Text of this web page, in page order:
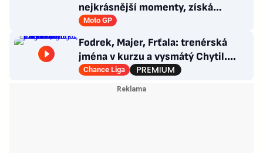
nejkrásnější momenty, získá
smlouvu v MotoGP?
Moto GP
Fodrek, Majer, Frťala: trenérská
jména v kurzu a vysmátý Chytil.
Odevzdal Priske titul?
Chance Liga